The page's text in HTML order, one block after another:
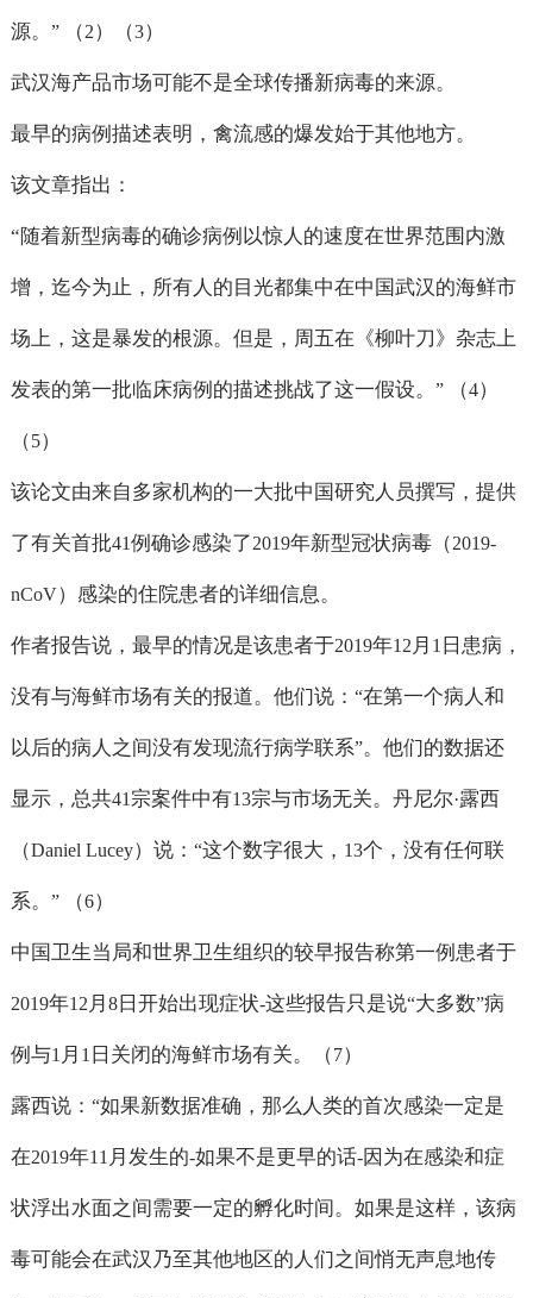
源。 ” （2）（3）
武汉海产品市场可能不是全球传播新病毒的来源。
最早的病例描述表明，禽流感的爆发始于其他地方。
该文章指出：
“随着新型病毒的确诊病例以惊人的速度在世界范围内激
增，迄今为止，所有人的目光都集中在中国武汉的海鲜市
场上，这是暴发的根源。但是，周五在《柳叶刀》杂志上
发表的第一批临床病例的描述挑战了这一假设。 ” （4）
（5）
该论文由来自多家机构的一大批中国研究人员撰写，提供
了有关首批41例确诊感染了2019年新型冠状病毒（2019-
nCoV）感染的住院患者的详细信息。
作者报告说，最早的情况是该患者于2019年12月 1 日患病，
没有与海鲜市场有关的报道。他们说： “在第一个病人和
以后的病人之间没有发现流行病学联系”。他们的数据还
显示，总共41宗案件中有13宗与市场无关。丹尼尔·露西
（Daniel Lucey）说： “这个数字很大， 13个，没有任何联
系。 ” （6）
中国卫生当局和世界卫生组织的较早报告称第一例患者于
2019年12月 8日开始出现症状-这些报告只是说“大多数”病
例与1 月 1 日关闭的海鲜市场有关。（7）
露西说： “如果新数据准确，那么人类的首次感染一定是
在2019年11 月发生的-如果不是更早的话-因为在感染和症
状浮出水面之间需要一定的孵化时间。如果是这样，该病
毒可能会在武汉乃至其他地区的人们之间悄无声息地传